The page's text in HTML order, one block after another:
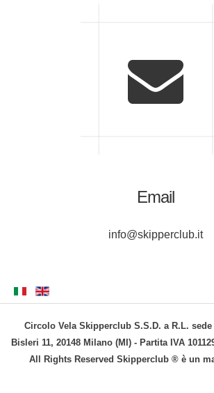
Email
info@skipperclub.it
Circolo Vela Skipperclub S.S.D. a R.L.
Bisleri 11, 20148 Milano (MI) - Partita IVA
All Rights Reserved Skipperclub ® è un